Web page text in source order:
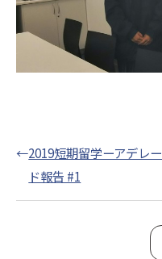
←2019短期留学ーアデレー
ド報告 #1